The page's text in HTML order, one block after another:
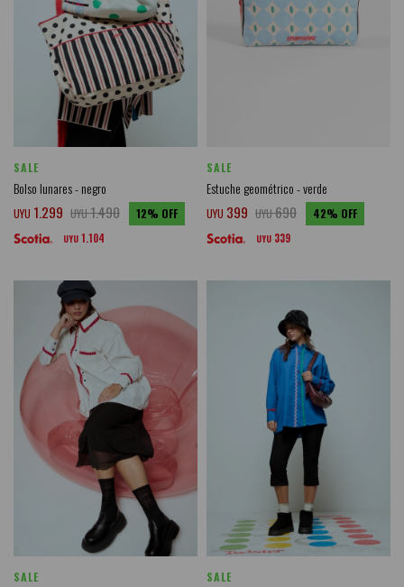
SALE
Bolso lunares - negro
UYU 1.299 UYU1.490 12
UYU 1.104
SALE
Estuche geométrico - verde
UYU 399 UYU690 42
UYU 339
SALE SALE